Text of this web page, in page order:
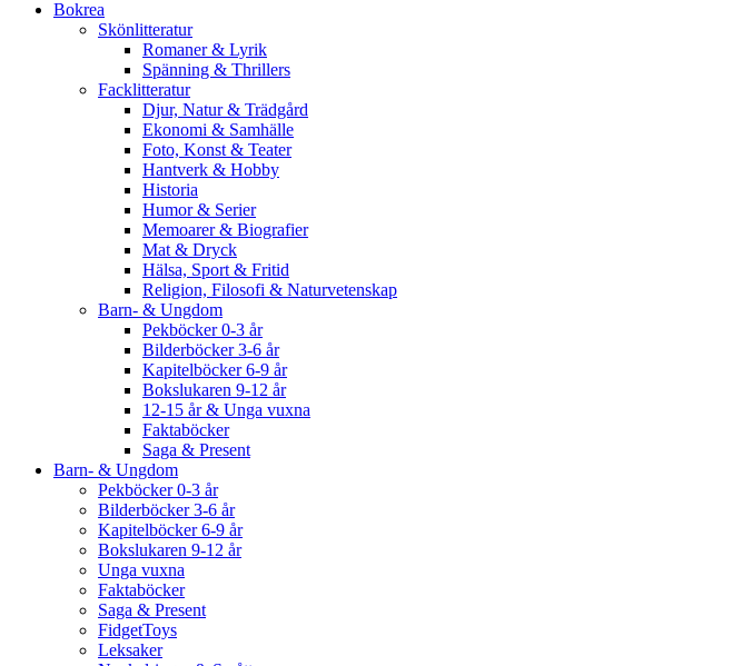
Bokrea
Skönlitteratur
Romaner & Lyrik
Spänning & Thrillers
Facklitteratur
Djur, Natur & Trädgård
Ekonomi & Samhälle
Foto, Konst & Teater
Hantverk & Hobby
Historia
Humor & Serier
Memoarer & Biografier
Mat & Dryck
Hälsa, Sport & Fritid
Religion, Filosofi & Naturvetenskap
Barn- & Ungdom
Pekböcker 0-3 år
Bilderböcker 3-6 år
Kapitelböcker 6-9 år
Bokslukaren 9-12 år
12-15 år & Unga vuxna
Faktaböcker
Saga & Present
Barn- & Ungdom
Pekböcker 0-3 år
Bilderböcker 3-6 år
Kapitelböcker 6-9 år
Bokslukaren 9-12 år
Unga vuxna
Faktaböcker
Saga & Present
FidgetToys
Leksaker